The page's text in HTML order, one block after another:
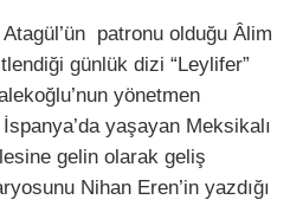
patronu olduğu Âlim
günlük dizi “Leylifer”
yönetmen
yaşayan Meksikalı
gelin olarak geliş
Nihan Eren’in yazdığı